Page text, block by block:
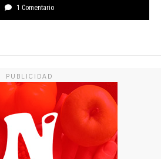
1 Comentario
PUBLICIDAD